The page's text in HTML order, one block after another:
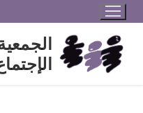
التجاوز
إلى
المحتوى